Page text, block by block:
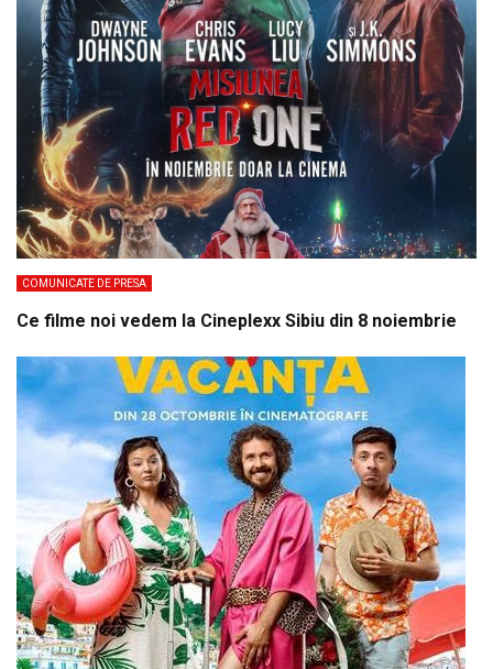
COMUNICATE DE PRESA
Ce filme noi vedem la Cineplexx Sibiu din 8 noiembrie